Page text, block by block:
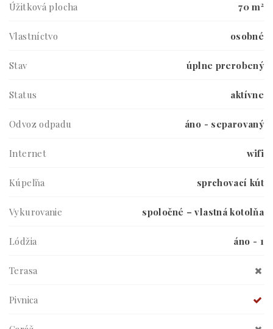
Úžitková plocha 70 m²
Vlastníctvo osobné
Stav úplne prerobený
Status aktívne
Odvoz odpadu áno - separovaný
Internet wifi
Kúpeľňa sprchovací kút
Vykurovanie spoločné – vlastná kotolňa
Lódžia áno - 1
Terasa
Pivnica